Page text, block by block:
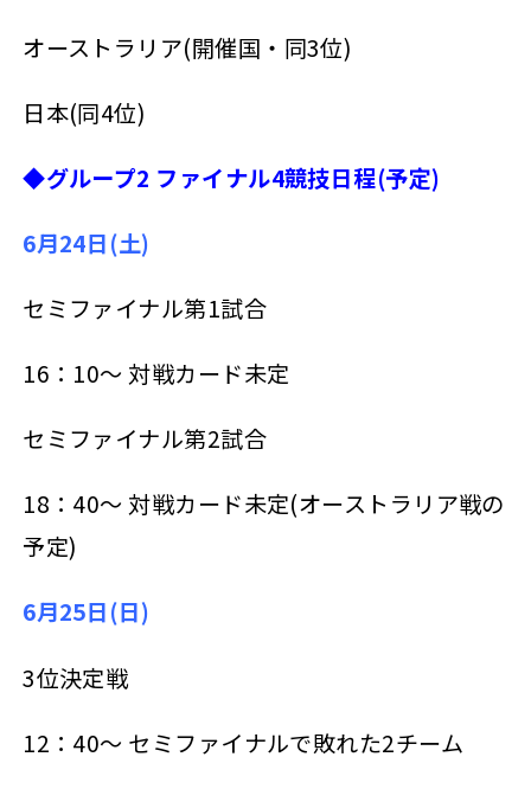
オーストラリア(開催国・同3位)
日本(同4位)
◆グループ2 ファイナル4競技日程(予定)
6月24日(土)
セミファイナル第1試合
16：10～ 対戦カード未定
セミファイナル第2試合
18：40～ 対戦カード未定(オーストラリア戦の
予定)
6月25日(日)
3位決定戦
12：40～ セミファイナルで敗れた2チーム